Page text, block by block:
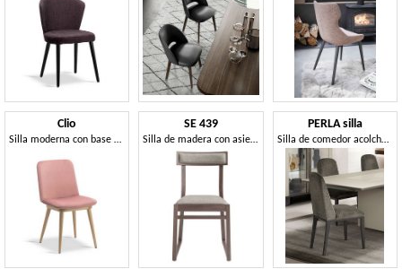
Clio
Silla moderna con base de madera.
SE 439
Silla de madera con asiento tapizado
PERLA silla
Silla de comedor acolchada, con patas de madera